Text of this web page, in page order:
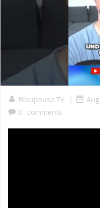
Blaupause.TV |
0 comments